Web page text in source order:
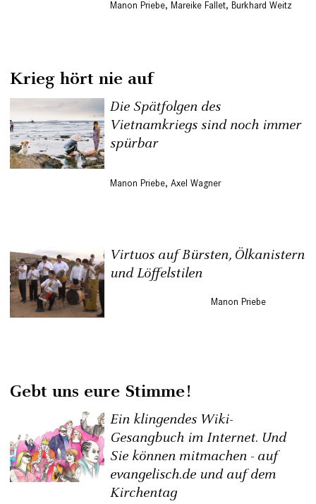
Manon Priebe,Mareike Fallet,Burkhard Weitz
Krieg hört nie auf
Die Spätfolgen des
Vietnamkriegs sind noch immer
spürbar
Manon Priebe,Axel Wagner
Virtuos auf Bürsten, Ölkanistern
und Löffelstilen
Manon Priebe
Gebt uns eure Stimme!
Ein klingendes Wiki-
Gesangbuch im Internet. Und
Sie können mitmachen - auf
evangelisch.de und auf dem
Kirchentag